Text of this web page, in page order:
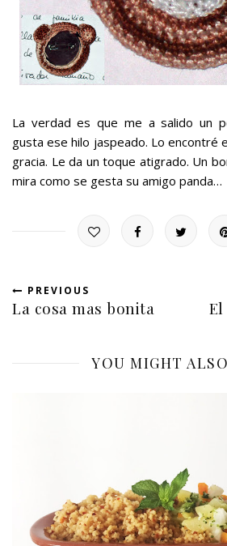
La verdad es que me a salido un
gusta ese hilo jaspeado. Lo encontré
gracia. Le da un toque atigrado. Un
mira como se gesta su amigo panda…
PREVIOUS
La cosa mas bonita
YOU MIGHT